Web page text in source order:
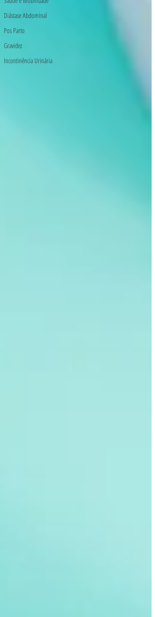
Diástase Abdominal
Pos Parto
Gravidez
Incontinência Urinária